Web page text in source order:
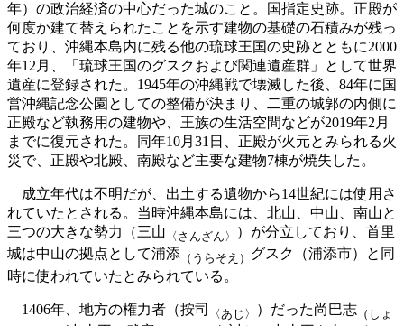
年）の政治経済の中心だった城のこと。国指定史跡。正殿が
何度か建て替えられたことを示す建物の基礎の石積みが残っ
ており、沖縄本島内に残る他の琉球王国の史跡とともに2000
年12月、「琉球王国のグスクおよび関連遺産群」として世界
遺産に登録された。1945年の沖縄戦で壊滅した後、84年に国
営沖縄記念公園としての整備が決まり、二重の城郭の内側に
正殿など執務用の建物や、王族の生活空間などが2019年2月
までに復元された。同年10月31日、正殿が火元とみられる火
災で、正殿や北殿、南殿など主要な建物7棟が焼失した。
成立年代は不明だが、出土する遺物から14世紀には使用さ
れていたとされる。当時沖縄本島には、北山、中山、南山と
三つの大きな勢力（三山 〈さんざん〉
）が分立しており、首里
城は中山の拠点として浦添 （うらそえ） グスク（浦添市）と同
時に使われていたとみられている。
1406年、地方の権力者（按司 〈あじ〉 ）だった尚巴志 （しょ